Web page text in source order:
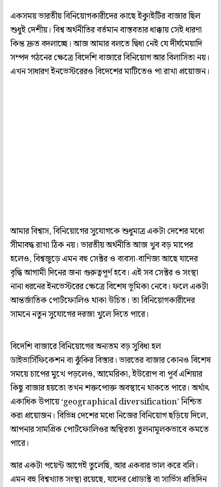
একসময় ভারতীয় বিনিয়োগকারীদের কাছে ইক্যুইটির বাজার ছিল
শুধুই দেশীয়। বিশ্ব অর্থনীতির বর্তমান বাস্তবতার ধাক্কায় সেই ধারণা
কিন্ত দ্রুত বদলাচ্ছে। আজ আমার বলতে দ্বিধা নেই যে দীর্ঘমেয়াদি
সম্পদ গঠনের ক্ষেত্রে বিদেশি বাজারে বিনিয়োগ আর বিলাসিতা নয়।
এখন সাধারণ ইনভেস্টরেরও বিদেশের মাটিতেও পা রাখা প্রয়োজন।
আমার বিশ্বাস, বিনিয়োগের সুযোগকে শুধুমাত্র একটা দেশের মধ্যে
সীমাবদ্ধ রাখা ঠিক নয়। ভারতীয় অর্থনীতি আজ খুব বড় মাপের
হলেও, বিশ্বজুড়ে এমন বহু সেক্টর ও ব্যবসা-বাণিজ্য আছে যাদের
বৃদ্ধি আগামী দিনের জন্য গুরুত্বপূর্ণ হবে। এই সব সেক্টর ও সংস্থা
নানা ধরনের ইনভেস্টরের ক্ষেত্রে বিশেষ ভূমিকা নেবে। ফলে একটা
আন্তর্জাতিক পোর্টফোলিও থাকা উচিত। তা বিনিয়োগকারীদের
সামনে নতুন সুযোগের দরজা খুলে দিতে পারে।
বিদেশি বাজারে বিনিয়োগের অন্যতম বড় সুবিধা হল
ডাইভার্সিফিকেশন বা ঝুঁকির বিস্তার। ভারতের বাজার কোনও বিশেষ
সময়ে চাপের মুখে পড়লেও, আমেরিকা, ইউরোপ বা পূর্ব এশিয়ার
কিছু বাজার হয়তো তখন শক্তপোক্ত অবস্থানে থাকতে পারে। অর্থাৎ
একাধিক উপায়ে ‘geographical diversification’ নিশ্চিত
করা প্রয়োজন। বিভিন্ন দেশের মধ্যে নিজের বিনিয়োগ ছড়িয়ে দিলে,
আপনার সামগ্রিক পোর্টফোলিওর অস্থিরতা তুলনামূলকভাবে কমতে
পারে।
আর একটা পয়েন্ট আগেই তুলেছি, আর একবার ভাল করে বলি।
এমন বহু বিশ্বখ্যাত সংস্থা রয়েছে, যাদের প্রোডাক্ট বা সার্ভিস প্রতিদিন